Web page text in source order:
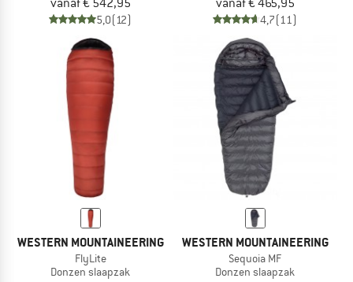
5,0(12) 4,7(11)
WESTERN MOUNTAINEERING
FlyLite
Donzen slaapzak
WESTERN MOUNTAINEERING
Sequoia MF
Donzen slaapzak